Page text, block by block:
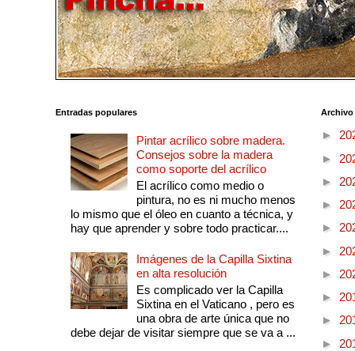
Entradas populares
Pintar acrílico sobre madera.
Consejos sobre la madera
como soporte del acrílico
El acrílico como medio o
pintura, no es ni mucho menos
lo mismo que el óleo en cuanto a técnica, y
hay que aprender y sobre todo practicar....
Imágenes de la Capilla Sixtina
en alta resolución
Es complicado ver la Capilla
Sixtina en el Vaticano , pero es
una obra de arte única que no
debe dejar de visitar siempre que se va a ...
►
►
►
►
►
►
►
►
►
►